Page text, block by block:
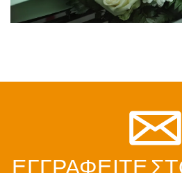
ΣΤΑΥΡΌΣ ΣΑΤΙΝΈ 28X20MM